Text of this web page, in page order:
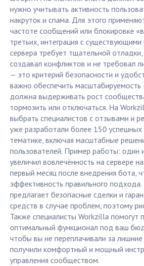
нужно учитывать активность
накруток и спама. Для этого
частоте сообщений или блокировке
третьих, интеграция с
сервера требует тщательной
создавал конфликтов и не требовал
— это критерий безопасности и
важно обеспечить масштабируемость
должна выдерживать рост
тормозить или отключаться. На
выбрать специалистов с отзывами и
уже разработали более 150
тематике, включая масштабные
пользователей. Пример работы: один
увеличил вовлечённость на сервере
первый месяц после внедрения бота,
эффективность правильного
предлагает безопасные сделки и
средств в случае проблем, поэтому
Также специалисты Workzilla помогут
оптимальный функционал под ваш
чтобы вы не переплачивали за
получили комфортный и мощный
управления сообществом.